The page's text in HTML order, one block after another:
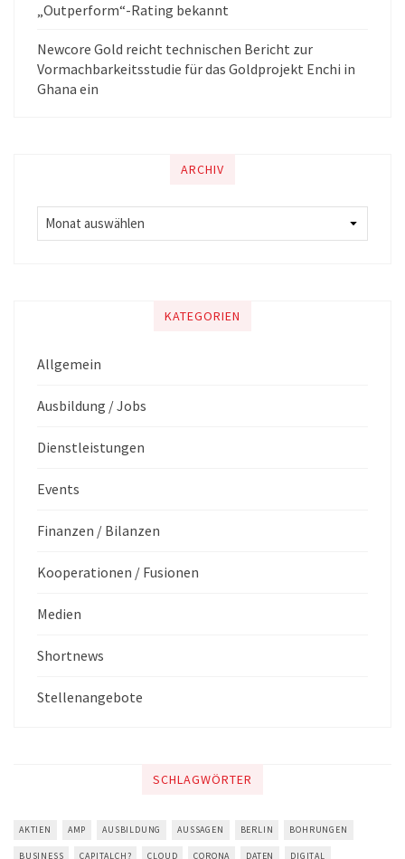
„Outperform“-Rating bekannt
Newcore Gold reicht technischen Bericht zur
Vormachbarkeitsstudie für das Goldprojekt Enchi in
Ghana ein
ARCHIV
KATEGORIEN
Allgemein
Ausbildung / Jobs
Dienstleistungen
Events
Finanzen / Bilanzen
Kooperationen / Fusionen
Medien
Shortnews
Stellenangebote
SCHLAGWÖRTER
AKTIEN AMP AUSBILDUNG AUSSAGEN BERLIN BOHRUNGEN
BUSINESS CAPITALCH? CLOUD CORONA DATEN DIGITAL